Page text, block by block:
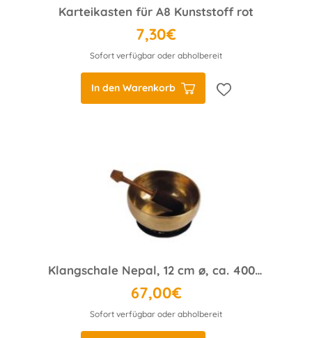
Karteikasten für A8 Kunststoff rot
7,30€
Sofort verfügbar oder abholbereit
In den Warenkorb
Klangschale Nepal, 12 cm ø, ca. 400 g
67,00€
Sofort verfügbar oder abholbereit